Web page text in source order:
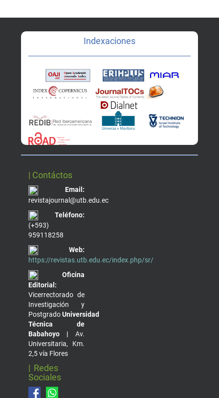
Indexaciones
| Contáctos
Email:
revistajournal@utb.edu.ec
Teléfono:
(+593)
959118258
Web:
https://revistas.utb.edu.ec/index.php/sr/
Oficina
Editorial:
Vicerrectorado de
Investigación y
PostgradoUniversidad
Técnica de
Babahoyo | Av.
Universitaria, Km.
2,5 vía Flores
| Redes
Sociales